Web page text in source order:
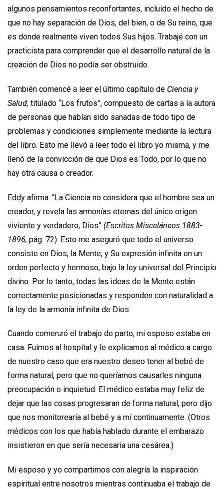
algunos pensamientos reconfortantes, incluido el hecho de
que no hay separación de Dios, del bien, o de Su reino, que
es donde realmente viven todos Sus hijos. Trabajé con un
practicista para comprender que el desarrollo natural de la
creación de Dios no podía ser obstruido.
También comencé a leer el último capítulo de Ciencia y
Salud, titulado “Los frutos”, compuesto de cartas a la autora
de personas que habían sido sanadas de todo tipo de
problemas y condiciones simplemente mediante la lectura
del libro. Esto me llevó a leer todo el libro yo misma, y me
llenó de la convicción de que Dios es Todo, por lo que no
hay otra causa o creador.
Eddy afirma: “La Ciencia no considera que el hombre sea un
creador, y revela las armonías eternas del único origen
viviente y verdadero, Dios” (Escritos Misceláneos 1883-
1896, pág. 72). Esto me aseguró que todo el universo
consiste en Dios, la Mente, y Su expresión infinita en un
orden perfecto y hermoso, bajo la ley universal del Principio
divino. Por lo tanto, todas las ideas de la Mente están
correctamente posicionadas y responden con naturalidad a
la ley de la armonía infinita de Dios.
Cuando comenzó el trabajo de parto, mi esposo estaba en
casa. Fuimos al hospital y le explicamos al médico a cargo
de nuestro caso que era nuestro deseo tener al bebé de
forma natural, pero que no queríamos causarles ninguna
preocupación o inquietud. El médico estaba muy feliz de
dejar que las cosas progresaran de forma natural, pero dijo
que nos monitorearía al bebé y a mí continuamente. (Otros
médicos con los que había hablado durante el embarazo
insistieron en que sería necesaria una cesárea.)
Mi esposo y yo compartimos con alegría la inspiración
espiritual entre nosotros mientras continuaba el trabajo de